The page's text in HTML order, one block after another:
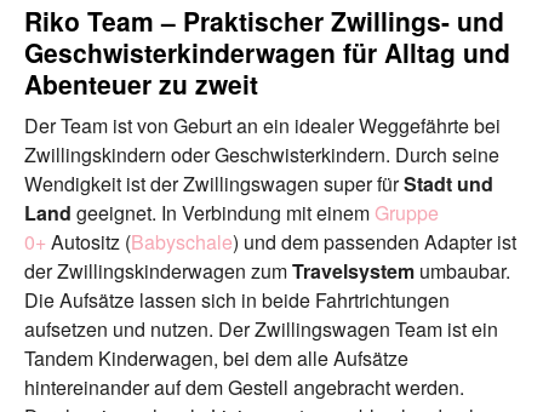
Riko Team – Praktischer Zwillings- und
Geschwisterkinderwagen für Alltag und
Abenteuer zu zweit
Der Team ist von Geburt an ein idealer Weggefährte bei
Zwillingskindern oder Geschwisterkindern. Durch seine
Wendigkeit ist der Zwillingswagen super fürStadt und
Land geeignet. In Verbindung mit einem Gruppe
0+ Autositz (Babyschale) und dem passenden Adapter ist
der Zwillingskinderwagen zumTravelsystem umbaubar.
Die Aufsätze lassen sich in beide Fahrtrichtungen
aufsetzen und nutzen. Der Zwillingswagen Team ist ein
Tandem Kinderwagen, bei dem alle Aufsätze
hintereinander auf dem Gestell angebracht werden.